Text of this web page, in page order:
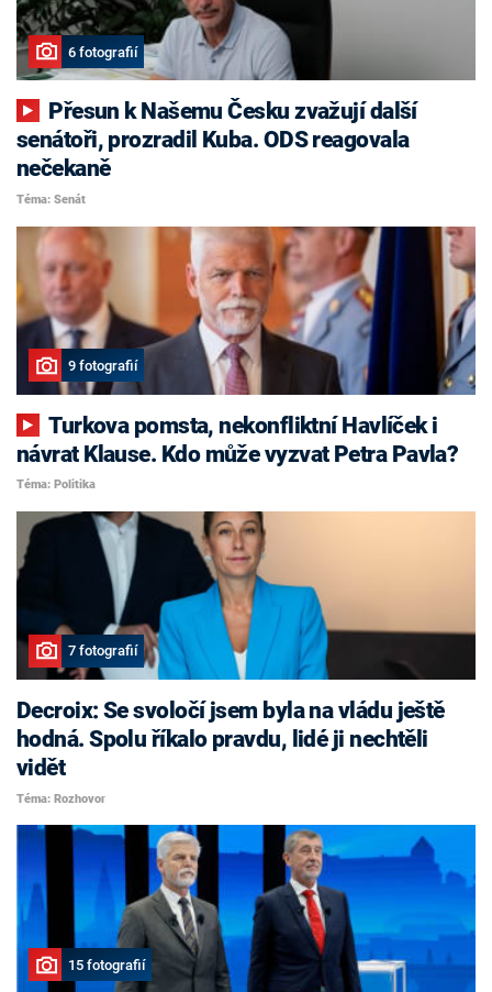
6 fotografií
senátoři, prozradil Kuba. ODS reagovala
nečekaně
Téma: Senát
9 fotografií
Turkova pomsta, nekonfliktní Havlíček i
návrat Klause. Kdo může vyzvat Petra Pavla?
Téma: Politika
7 fotografií
Decroix: Se svoločí jsem byla na vládu ještě
hodná. Spolu říkalo pravdu, lidé ji nechtěli
vidět
Téma: Rozhovor
15 fotografií